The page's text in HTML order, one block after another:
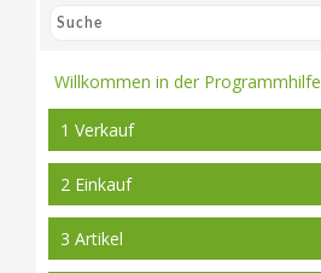
Willkommen in der Programmhilfe
1 Verkauf
2 Einkauf
3 Artikel